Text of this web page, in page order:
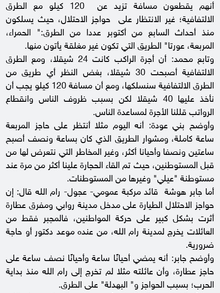
أنهم يقطعون مسافة تزيد عن 120 كيلو مع الطرق
الالتفافية؛ غير الانتظار على حواجز الاحتلال، حيث يسلكون
منذ أحداث السابع من أكتوبر عددا من الطرق:" الحمراء،
المربعة، عورتا" الطريق التي تكون غير مغلقة يأتون منها.
وتابع محمد: أن أجرة الراكب كانت 24 شيقلا، ومع الطرق
الالتفافية أصبحت 30 شيقلا، بغض النظر أي طريق من
الطرق الالتفافية سنسلكها، ومع أن مسافة 120 كيلو يجب أن
نأخذ عليها 40 شيقلا لكن بسبب ظروف الناس وانقطاع
الرواتب قللنا الأجرة لمساعدة الناس.
وأوضح بني عودة: أنه اليوم مثلا أنتظر على حاجز المربعة
ساعة كاملة، ومشوار الطريق الذي كان بساعة ونصف أصبح
ساعتين ونصفا وأحيانا أكثر، وغير المخاطر التي نتعرض لها من
قبل المستوطنين، حيث تم القاء الحجارة علينا أكثر من مرة عند
مستوطنة "عيلي" وغيرها من المستوطنات.
أما جابر هوشة قائد مركبة عمومي- عجول- رام الله قال: إن
حواجز الاحتلال الطيارة على مدخل مدينة روابي ومفرق عطارة
أثرت بشكل كبير على حركة المواطنين، فالمجبر فقط من
العائلات يخرج لمدينة رام الله، من عنده موعد دكتور أو حاجة
ضرورية.
وأوضح جابر: أنه يمضي أحيانًا ساعة وأحيانًا نصف ساعة على
حاجز عطارة، وأن عائلته مثلا لم تخرج إلى رام الله منذ بداية
الحرب؛ بسبب الحواجز و" البهدلة" على الطرق.